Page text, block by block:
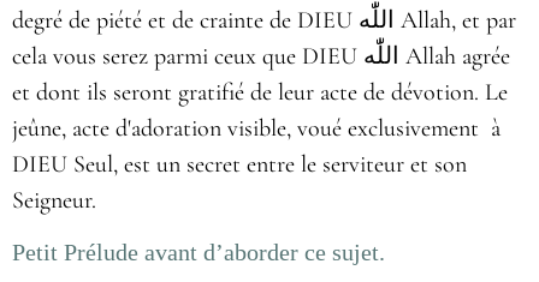
degré de piété et de crainte de DIEU اللّٰه Allah, et par
cela vous serez parmi ceux que DIEU اللّٰه Allah agrée
et dont ils seront gratifié de leur acte de dévotion. Le
jeûne, acte d'adoration visible, voué exclusivement à
DIEU Seul, est un secret entre le serviteur et son
Seigneur.
Petit Prélude avant d’aborder ce sujet.